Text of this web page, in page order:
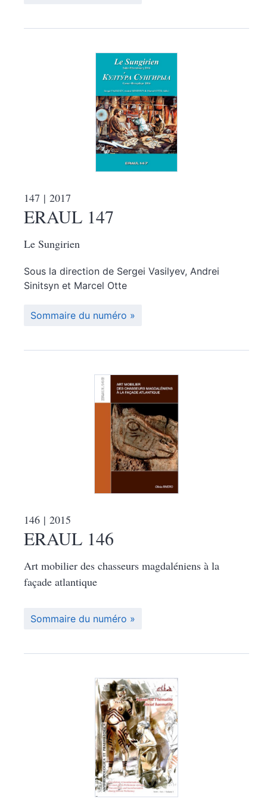
147 | 2017
ERAUL 147
Le Sungirien
Sous la direction de Sergei Vasilyev, Andrei
Sinitsyn et Marcel Otte
Sommaire du numéro
146 | 2015
ERAUL 146
Art mobilier des chasseurs magdaléniens à la
façade atlantique
Sommaire du numéro